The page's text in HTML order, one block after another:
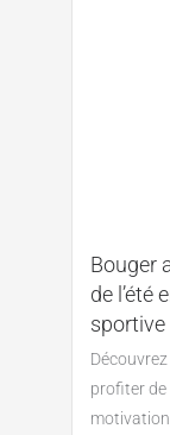
Bouger
de l’été
sportive
profiter de